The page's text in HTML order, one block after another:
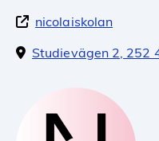
nicolaiskolan
Studievägen 2, 252